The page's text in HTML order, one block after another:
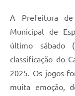
A Prefeitura
Municipal de
último sábado
classificação do
2025. Os jogos
muita emoção,